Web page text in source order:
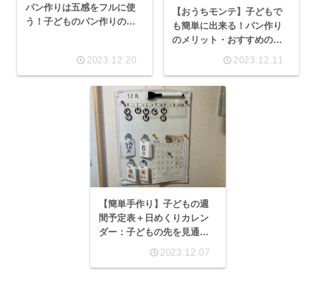
パン作りは五感をフルに使
う！子どものパン作りのメ
2023.12.20
【おうちモンテ】子どもで
も簡単に出来る！パン作り
のメリット・おすすめの
2023.12.11
【簡単手作り】子どもの週
間予定表＋日めくりカレン
ダー：子どもの先を見通す
2023.12.07